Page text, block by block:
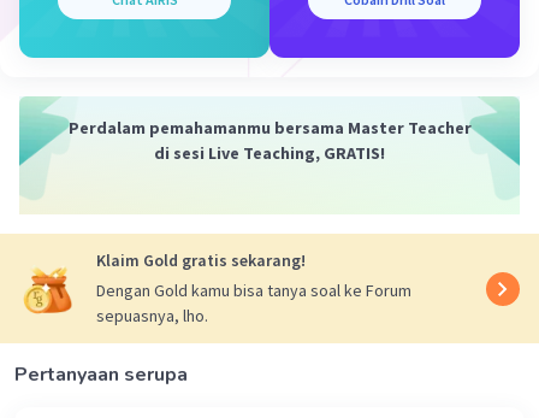
Iklan
Perdalam pemahamanmu bersama Master Teacher
di sesi Live Teaching, GRATIS!
Klaim Gold gratis sekarang!
Dengan Gold kamu bisa tanya soal ke Forum
sepuasnya, lho.
Pertanyaan serupa